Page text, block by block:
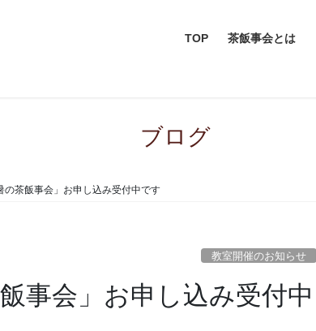
TOP 茶飯事会とは
ブログ
の茶飯事会」お申し込み受付中です
教室開催のお知らせ